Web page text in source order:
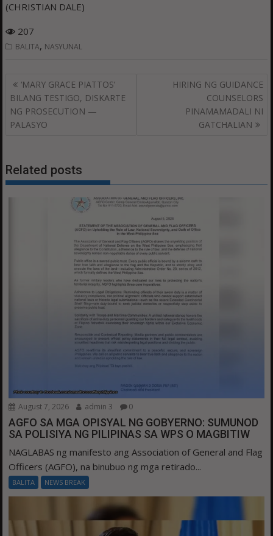
(CHRISTIAN DALE)
207
BALITA, NASYUNAL
Post
navigation
‘MARY GRACE PIATTOS’
BILANG TESTIGO, DISKARTE
NG PROSECUTION —
PALASYO
HIRING NG GUIDANCE
COUNSELORS
PINAMAMADALI NI
GATCHALIAN
Related posts
August 7, 2026 admin 3 0
AGFO SA MGA OPISYAL NG GOBYERNO: SUMUNOD
SA POLISIYA NG PILIPINAS SA WPS O MAGBITIW
NAGLABAS ng manifesto ang Association of General and Flag
Officers (AGFO), na binubuo ng mga retirado...
BALITA NEWS BREAK